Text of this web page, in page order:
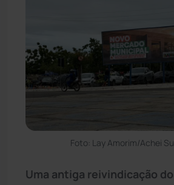
Foto: Lay Amorim/Achei
Uma antiga reivindicação